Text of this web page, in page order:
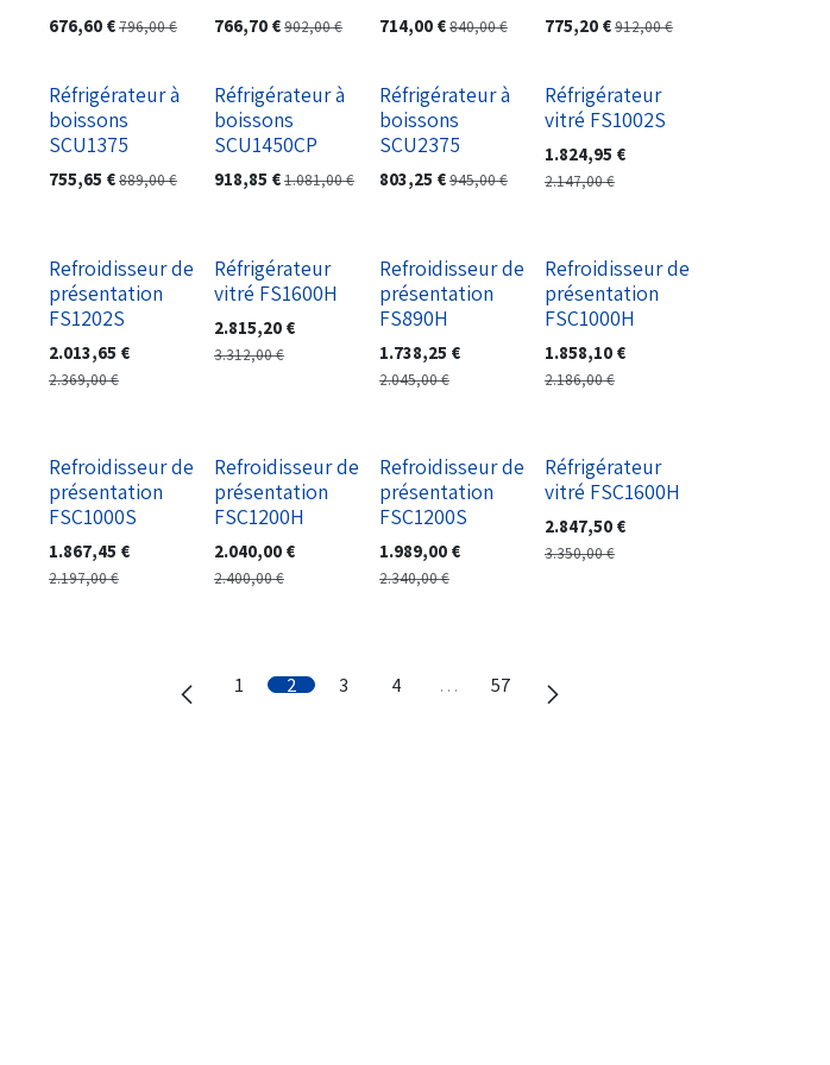
676,60 €796,00€ 766,70€902,00€ 714,00€840,00€ 775,20€912,00€
Réfrigérateur à
boissons
SCU1375
755,65 €889,00€
Réfrigérateur à
boissons
SCU1450CP
918,85 €1.081,00€
Réfrigérateur à
boissons
SCU2375
803,25 €945,00€
Réfrigérateur
vitré FS1002S
1.824,95 €
2.147,00€
Refroidisseur de
présentation
FS1202S
2.013,65 €
2.369,00€
Réfrigérateur
vitré FS1600H
2.815,20€
3.312,00€
Refroidisseur de
présentation
FS890H
1.738,25 €
2.045,00€
Refroidisseur de
présentation
FSC1000H
1.858,10€
2.186,00€
Refroidisseur de
présentation
FSC1000S
1.867,45 €
2.197,00€
Refroidisseur de
présentation
FSC1200H
2.040,00€
2.400,00€
Refroidisseur de
présentation
FSC1200S
1.989,00€
2.340,00€
Réfrigérateur
vitré FSC1600H
2.847,50€
3.350,00€
1 2 3 4 … 57